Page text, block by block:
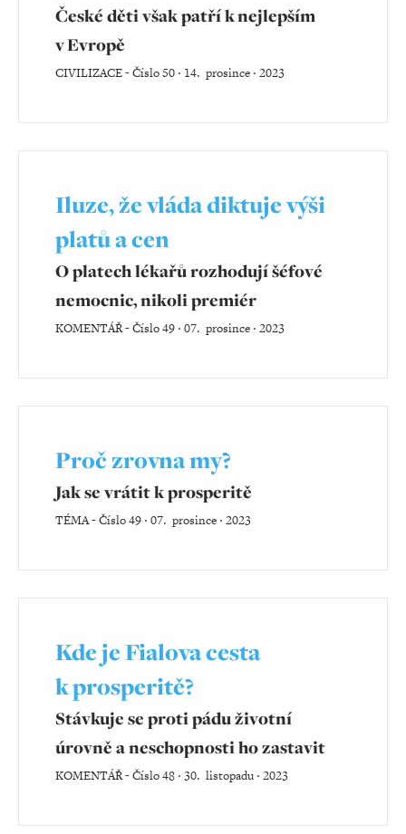
České děti však patří k nejlepším
v Evropě
CIVILIZACE-Číslo 50 ‧ 14. prosince ‧ 2023
Iluze, že vláda diktuje výši
platů a cen
O platech lékařů rozhodují šéfové
nemocnic, nikoli premiér
KOMENTÁŘ-Číslo 49 ‧ 07. prosince ‧ 2023
Proč zrovna my?
Jak se vrátit k prosperitě
TÉMA-Číslo 49 ‧ 07. prosince ‧ 2023
Kde je Fialova cesta
k prosperitě?
Stávkuje se proti pádu životní
úrovně a neschopnosti ho zastavit
KOMENTÁŘ-Číslo 48 ‧ 30. listopadu ‧ 2023